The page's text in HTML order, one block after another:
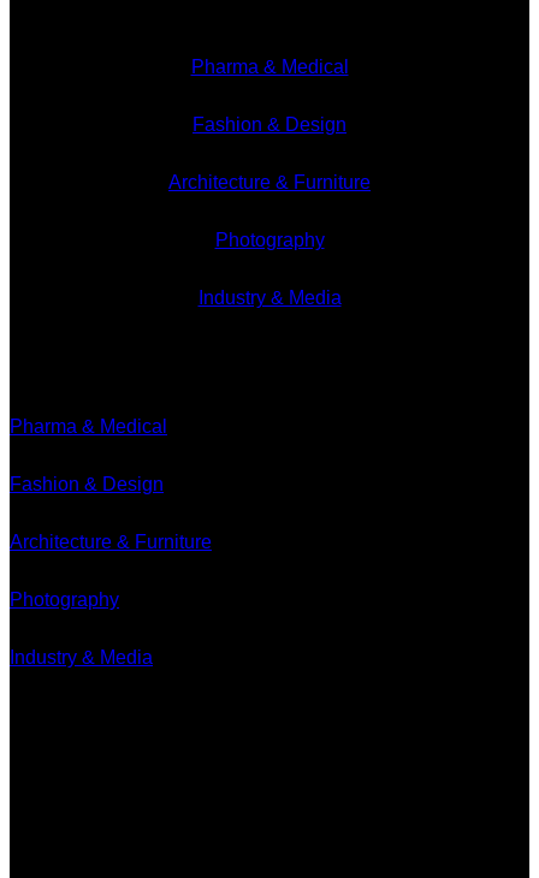
Pharma & Medical
Fashion & Design
Architecture & Furniture
Photography
Industry & Media
Pharma & Medical
Fashion & Design
Architecture & Furniture
Photography
Industry & Media